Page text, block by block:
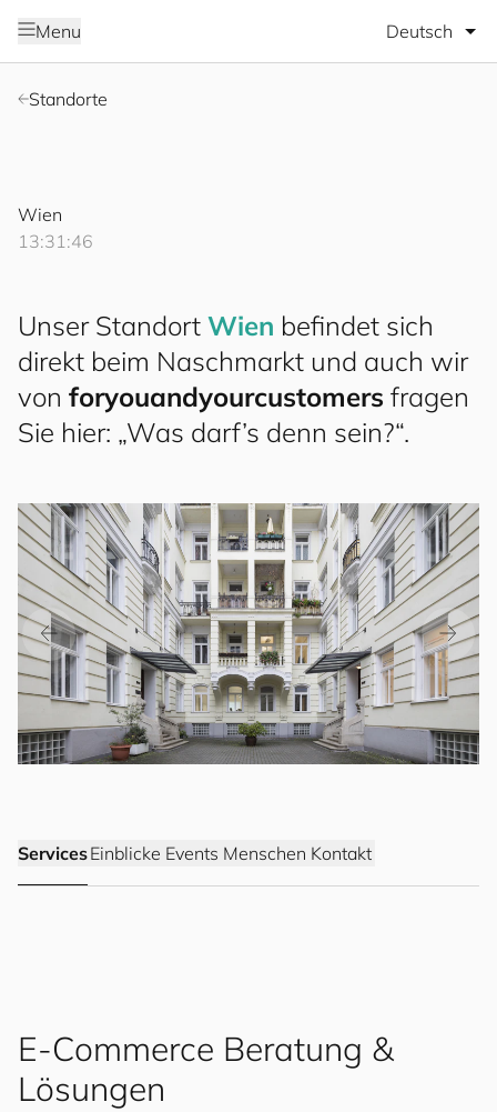
Menu Sprache
Standorte
Wien
13:31:48
Unser Standort Wien befindet sich
direkt beim Naschmarkt und auch wir
von foryouandyourcustomers fragen
Sie hier: „Was darf’s denn sein?“.
ServicesEinblicke Events Menschen Kontakt
E-Commerce Beratung &
Lösungen